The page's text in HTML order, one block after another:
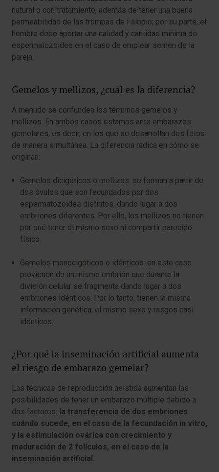
natural o con tratamiento, además de tener una buena
permeabilidad de las trompas de Falopio; por su parte, el
hombre debe aportar una calidad y cantidad mínima de
espermatozoides en el caso de emplear semen de la
pareja.
Gemelos y mellizos, ¿cuál es la diferencia?
A menudo se confunden los términos gemelos y
mellizos. En ambos casos estamos ante embarazos
gemelares, es decir, en los que se desarrollan dos fetos
de manera simultánea. La diferencia radica en cómo se
originan:
Gemelos dicigóticos o mellizos: se forman a partir de
dos óvulos que son fecundados por dos
espermatozoides distintos, dando lugar a dos
embriones diferentes. Por ello, los mellizos no tienen
por qué tener el mismo sexo ni compartir parecido
físico.
Gemelos monocigóticos o idénticos: en este caso
provienen de un mismo embrión que durante la
división celular se fragmenta dando lugar a dos
embriones idénticos. Por lo tanto, tienen la misma
información genética, el mismo sexo y rasgos casi
idénticos.
¿Por qué la inseminación artificial aumenta
el riesgo de embarazo gemelar?
Las técnicas de reproducción asistida aumentan las
posibilidades de tener un embarazo múltiple debido a
dos factores: la transferencia de dos embriones
cuándo sucede, en el caso de la fecundación in vitro,
y la estimulación ovárica con crecimiento y
maduración de 2 folículos, en el caso de la
inseminación artificial.